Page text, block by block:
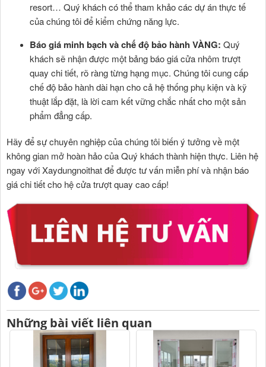
resort… Quý khách có thể tham khảo các dự án thực tế
của chúng tôi để kiểm chứng năng lực.
Báo giá minh bạch và chế độ bảo hành VÀNG: Quý
khách sẽ nhận được một bảng báo giá cửa nhôm trượt
quay chi tiết, rõ ràng từng hạng mục. Chúng tôi cung cấp
chế độ bảo hành dài hạn cho cả hệ thống phụ kiện và kỹ
thuật lắp đặt, là lời cam kết vững chắc nhất cho một sản
phẩm đẳng cấp.
Hãy để sự chuyên nghiệp của chúng tôi biến ý tưởng về một
không gian mở hoàn hảo của Quý khách thành hiện thực. Liên hệ
ngay với Xaydungnoithat để được tư vấn miễn phí và nhận báo
giá chi tiết cho hệ cửa trượt quay cao cấp!
Những bài viết liên quan